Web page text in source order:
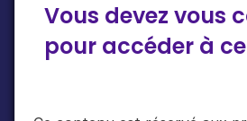
Vous devez vous
pour accéder à